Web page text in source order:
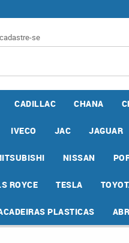
cadastre-se
CADILLAC CHANA
IVECO JAC JAGUAR
NISSAN
ROYCE TESLA
PLASTICAS